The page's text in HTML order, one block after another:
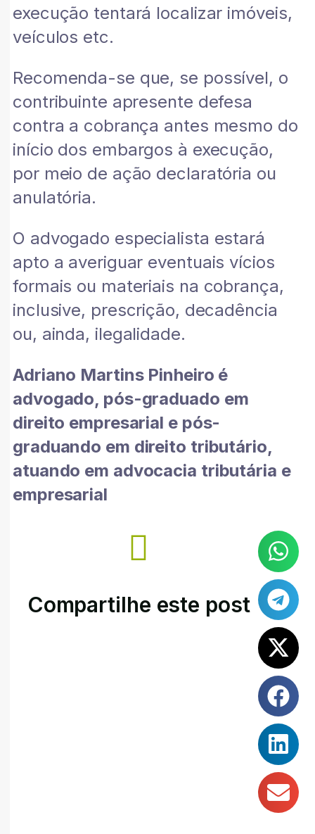
execução tentará localizar imóveis,
veículos etc.
Recomenda-se que, se possível, o
contribuinte apresente defesa
contra a cobrança antes mesmo do
início dos embargos à execução,
por meio de ação declaratória ou
anulatória.
O advogado especialista estará
apto a averiguar eventuais vícios
formais ou materiais na cobrança,
inclusive, prescrição, decadência
ou, ainda, ilegalidade.
Adriano Martins Pinheiro é
advogado, pós-graduado em
direito empresarial e pós-
graduando em direito tributário,
atuando em advocacia tributária e
empresarial
Compartilhe este post